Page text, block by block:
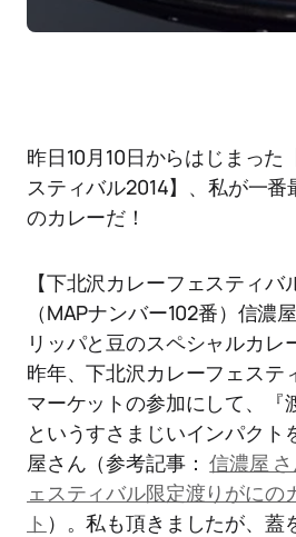
昨日10月10日からはじまった
スティバル2014】、私が一番
のカレーだ！
【下北沢カレーフェスティ
（MAPナンバー102番）信濃
リッパと豆のスペシャルカレ
昨年、下北沢カレーフェステ
マーケットの参加にして、『
というすさまじいインパクト
屋さん（参考記事：信濃屋
ェスティバル限定渡りがにの
ト ）。私も頂きましたが、蓋